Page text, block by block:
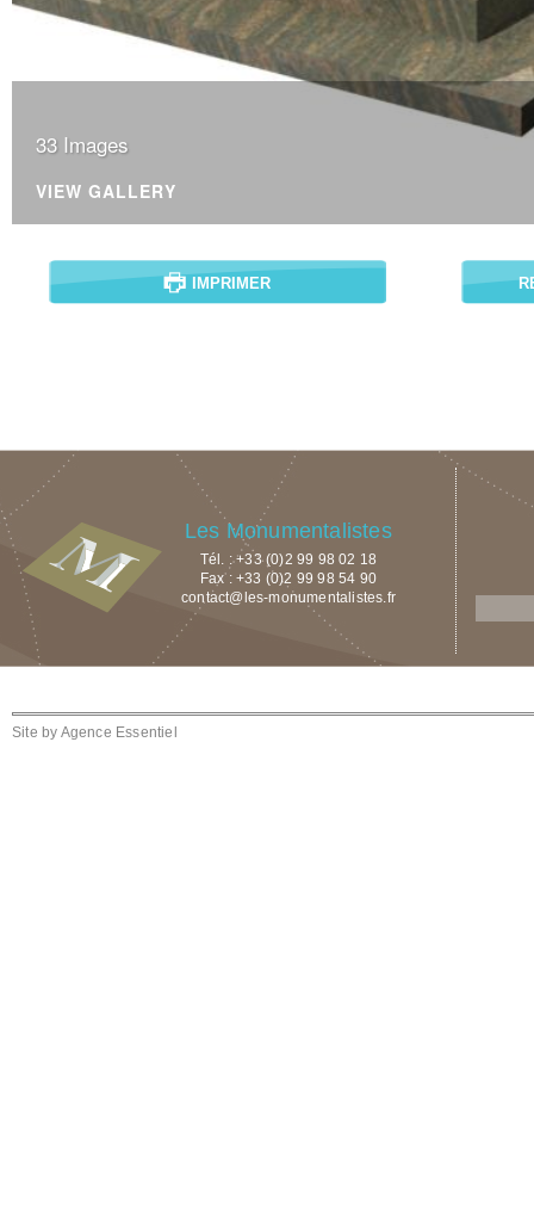
33 Images
VIEW GALLERY
IMPRIMER
Les Monumentalistes
Tél. : +33 (0)2 99 98 02 18
Fax : +33 (0)2 99 98 54 90
contact@les-monumentalistes.fr
Site by Agence Essentiel